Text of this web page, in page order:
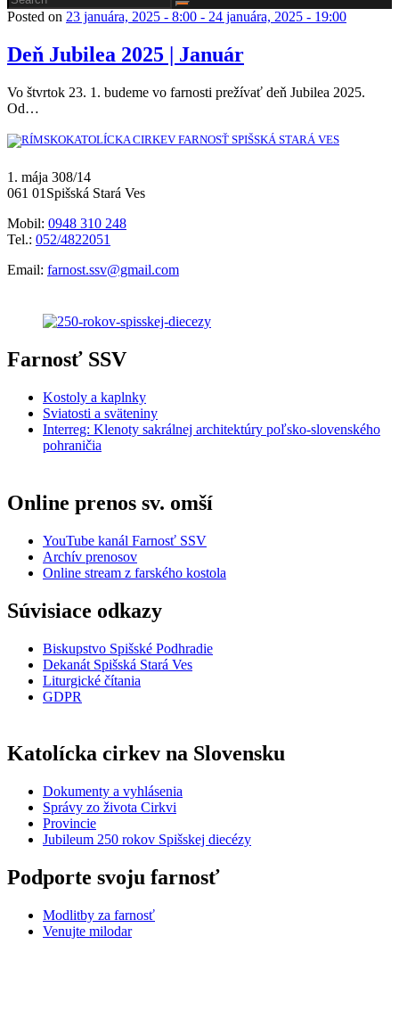
Posted on 23 januára, 2025 - 8:00 - 24 januára, 2025 - 19:00
Deň Jubilea 2025 | Január
Vo štvrtok 23. 1. budeme vo farnosti prežívať deň Jubilea 2025.
Od…
1. mája 308/14
061 01Spišská Stará Ves
Mobil: 0948 310 248
Tel.: 052/4822051
Email: farnost.ssv@gmail.com
Farnosť SSV
Kostoly a kaplnky
Sviatosti a sväteniny
Interreg: Klenoty sakrálnej architektúry poľsko-slovenského
pohraničia
Online prenos sv. omší
YouTube kanál Farnosť SSV
Archív prenosov
Online stream z farského kostola
Súvisiace odkazy
Biskupstvo Spišské Podhradie
Dekanát Spišská Stará Ves
Liturgické čítania
GDPR
Katolícka cirkev na Slovensku
Dokumenty a vyhlásenia
Správy zo života Cirkvi
Provincie
Jubileum 250 rokov Spišskej diecézy
Podporte svoju farnosť
Modlitby za farnosť
Venujte milodar